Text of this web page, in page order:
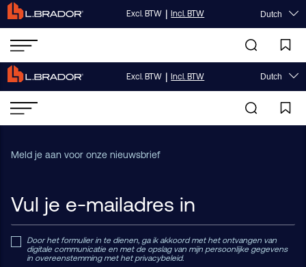
Excl. BTW | Incl. BTW Dutch
Excl. BTW | Incl. BTW Dutch
Meld je aan voor onze nieuwsbrief
Door het formulier in te dienen, ga ik akkoord met het ontvangen van
digitale communicatie en met de opslag van mijn persoonlijke gegevens
in overeenstemming met het privacybeleid.